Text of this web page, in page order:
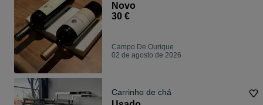
Novo
30 €
Campo De Ourique
02 de agosto de 2026
Carrinho de chá